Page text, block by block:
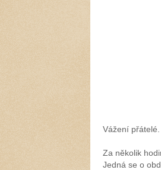
Vážení přátelé.
Za několik
Jedná se o